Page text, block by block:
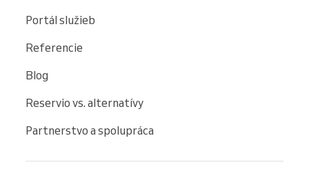
Portál služieb
Referencie
Blog
Reservio vs. alternatívy
Partnerstvo a spolupráca